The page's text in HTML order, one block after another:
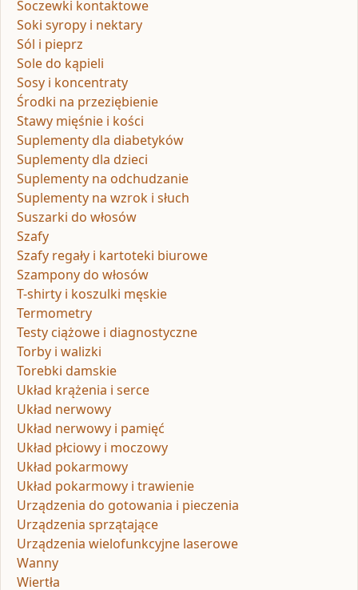
Soczewki kontaktowe
Soki syropy i nektary
Sól i pieprz
Sole do kąpieli
Sosy i koncentraty
Środki na przeziębienie
Stawy mięśnie i kości
Suplementy dla diabetyków
Suplementy dla dzieci
Suplementy na odchudzanie
Suplementy na wzrok i słuch
Suszarki do włosów
Szafy
Szafy regały i kartoteki biurowe
Szampony do włosów
T-shirty i koszulki męskie
Termometry
Testy ciążowe i diagnostyczne
Torby i walizki
Torebki damskie
Układ krążenia i serce
Układ nerwowy
Układ nerwowy i pamięć
Układ płciowy i moczowy
Układ pokarmowy
Układ pokarmowy i trawienie
Urządzenia do gotowania i pieczenia
Urządzenia sprzątające
Urządzenia wielofunkcyjne laserowe
Wanny
Wiertła